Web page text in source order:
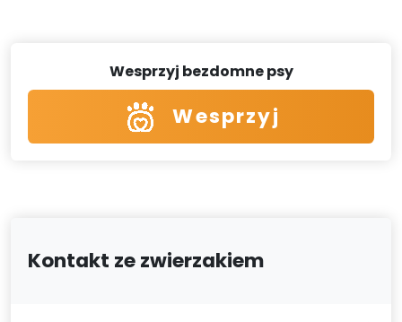
Wesprzyj bezdomne psy
Wesprzyj
Kontakt ze zwierzakiem